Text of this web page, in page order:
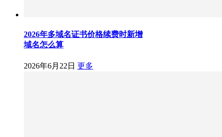
2026年多域名证书价格续费时新增
域名怎么算
2026年6月22日 更多